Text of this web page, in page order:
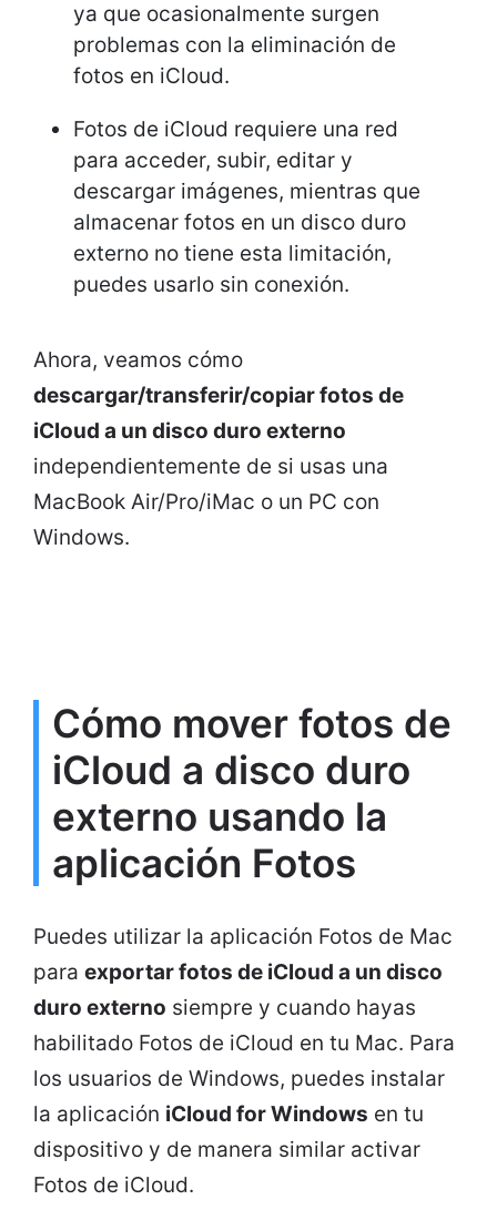
ya que ocasionalmente surgen
problemas con la eliminación de
fotos en iCloud.
Fotos de iCloud requiere una red
para acceder, subir, editar y
descargar imágenes, mientras que
almacenar fotos en un disco duro
externo no tiene esta limitación,
puedes usarlo sin conexión.
Ahora, veamos cómo
descargar/transferir/copiar fotos de
iCloud a un disco duro externo
independientemente de si usas una
MacBook Air/Pro/iMac o un PC con
Windows.
Cómo mover fotos de
iCloud a disco duro
externo usando la
aplicación Fotos
Puedes utilizar la aplicación Fotos de Mac
para exportar fotos de iCloud a un disco
duro externo siempre y cuando hayas
habilitado Fotos de iCloud en tu Mac. Para
los usuarios de Windows, puedes instalar
la aplicación iCloud for Windows en tu
dispositivo y de manera similar activar
Fotos de iCloud.